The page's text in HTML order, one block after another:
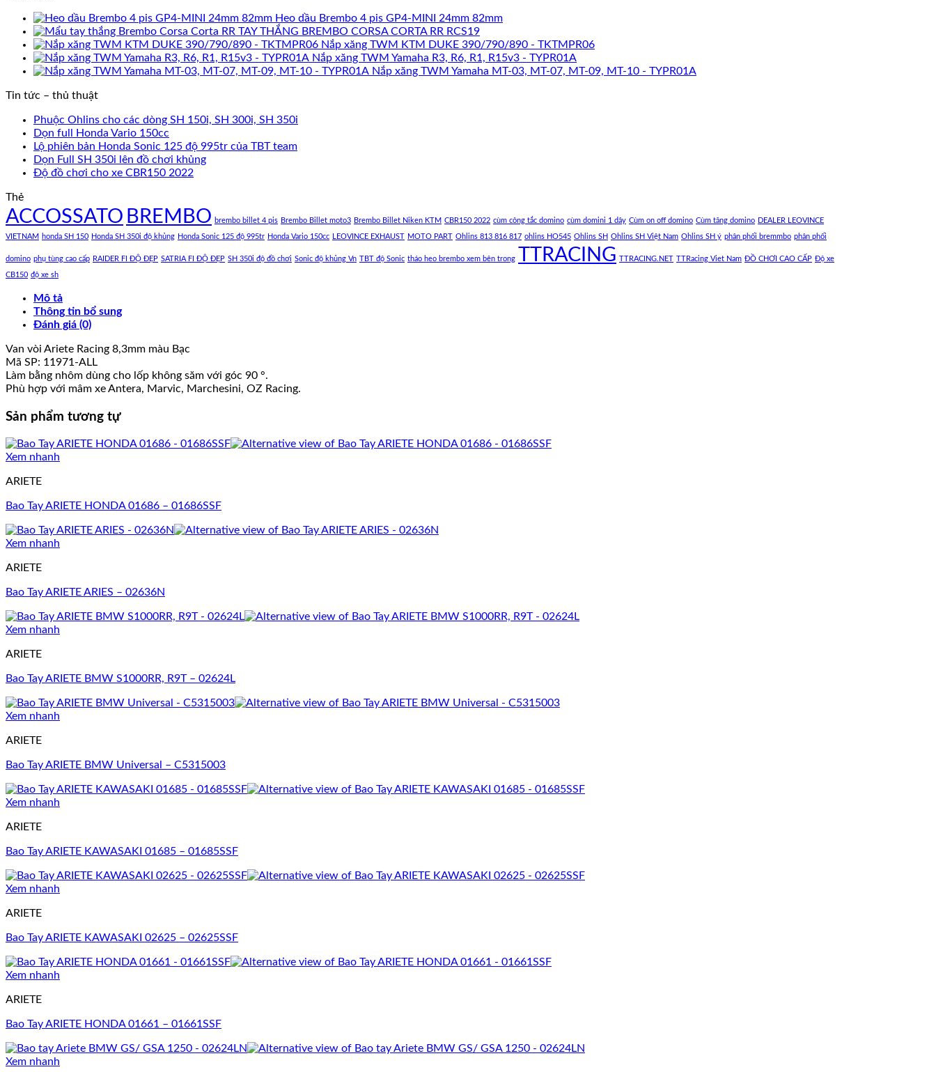
Heo dầu Brembo 4 pis GP4-MINI 24mm 82mm
TAY THẮNG BREMBO CORSA CORTA RR RCS19
Nắp xăng TWM KTM DUKE 390/790/890 - TKTMPR06
Nắp xăng TWM Yamaha R3, R6, R1, R15v3 - TYPR01A
Nắp xăng TWM Yamaha MT-03, MT-07, MT-09, MT-10 - TYPR01A
Tin tức – thủ thuật
Phuộc Ohlins cho các dòng SH 150i, SH 300i, SH 350i
Dọn full Honda Vario 150cc
Lộ phiên bản Honda Sonic 125 độ 995tr của TBT team
Dọn Full SH 350i lên đồ chơi khủng
Độ đồ chơi cho xe CBR150 2022
Thẻ
ACCOSSATO BREMBO brembo billet 4 pis Brembo Billet moto3 Brembo Billet Niken KTM CBR150 2022 cùm công tắc domino cùm domini 1 dây Cùm on off domino Cùm tăng domino DEALER LEOVINCE
VIETNAM honda SH 150 Honda SH 350i độ khủng Honda Sonic 125 độ 995tr Honda Vario 150cc LEOVINCE EXHAUST MOTO PART Ohlins 813 816 817 ohlins HO545 Ohlins SH Ohlins SH Việt Nam Ohlins SH ý phân phối bremmbo phân phối
domino phụ tùng cao cấp RAIDER FI ĐỘ ĐẸP SATRIA FI ĐỘ ĐẸP SH 350i độ đồ chơi Sonic độ khủng Vn TBT độ Sonic tháo heo brembo xem bên trong TTRACING TTRACING.NET TTRacing Viet Nam ĐỒ CHƠI CAO CẤP Độ xe
CB150 độ xe sh
Mô tả
Thông tin bổ sung
Đánh giá (0)
Van vòi Ariete Racing 8,3mm màu Bạc
Mã SP: 11971-ALL
Làm bằng nhôm dùng cho lốp không săm với góc 90 °.
Phù hợp với mâm xe Antera, Marvic, Marchesini, OZ Racing.
Sản phẩm tương tự
Xem nhanh
ARIETE
Bao Tay ARIETE HONDA 01686 – 01686SSF
Xem nhanh
ARIETE
Bao Tay ARIETE ARIES – 02636N
Xem nhanh
ARIETE
Bao Tay ARIETE BMW S1000RR, R9T – 02624L
Xem nhanh
ARIETE
Bao Tay ARIETE BMW Universal – C5315003
Xem nhanh
ARIETE
Bao Tay ARIETE KAWASAKI 01685 – 01685SSF
Xem nhanh
ARIETE
Bao Tay ARIETE KAWASAKI 02625 – 02625SSF
Xem nhanh
ARIETE
Bao Tay ARIETE HONDA 01661 – 01661SSF
Xem nhanh